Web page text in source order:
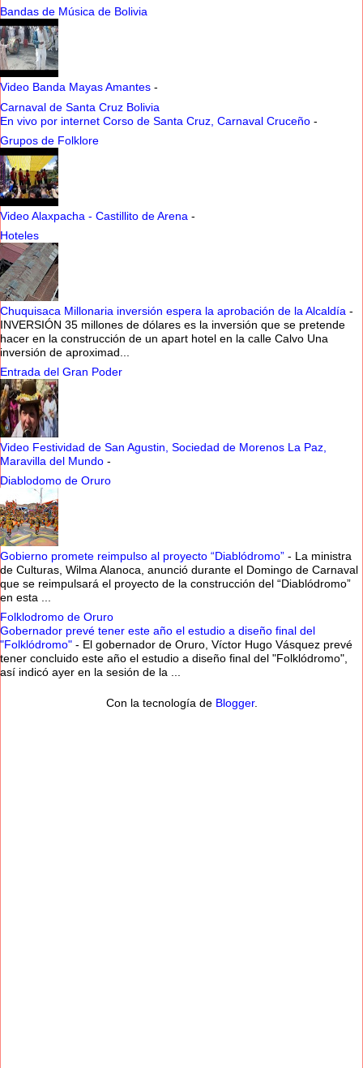
Bandas de Música de Bolivia
Video Banda Mayas Amantes -
Carnaval de Santa Cruz Bolivia
En vivo por internet Corso de Santa Cruz, Carnaval Cruceño -
Grupos de Folklore
Video Alaxpacha - Castillito de Arena -
Hoteles
Chuquisaca Millonaria inversión espera la aprobación de la Alcaldía -
INVERSIÓN 35 millones de dólares es la inversión que se pretende
hacer en la construcción de un apart hotel en la calle Calvo Una
inversión de aproximad...
Entrada del Gran Poder
Video Festividad de San Agustin, Sociedad de Morenos La Paz,
Maravilla del Mundo -
Diablodomo de Oruro
Gobierno promete reimpulso al proyecto “Diablódromo” - La ministra
de Culturas, Wilma Alanoca, anunció durante el Domingo de Carnaval
que se reimpulsará el proyecto de la construcción del “Diablódromo”
en esta ...
Folklodromo de Oruro
Gobernador prevé tener este año el estudio a diseño final del
"Folklódromo" - El gobernador de Oruro, Víctor Hugo Vásquez prevé
tener concluido este año el estudio a diseño final del "Folklódromo",
así indicó ayer en la sesión de la ...
Con la tecnología de Blogger.